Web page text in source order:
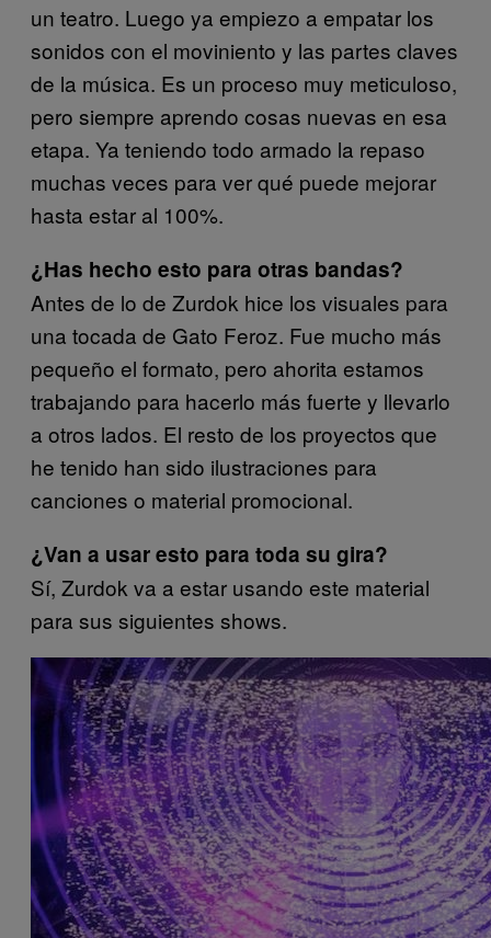
un teatro. Luego ya empiezo a empatar los
sonidos con el moviniento y las partes claves
de la música. Es un proceso muy meticuloso,
pero siempre aprendo cosas nuevas en esa
etapa. Ya teniendo todo armado la repaso
muchas veces para ver qué puede mejorar
hasta estar al 100%.
¿Has hecho esto para otras bandas?
Antes de lo de Zurdok hice los visuales para
una tocada de Gato Feroz. Fue mucho más
pequeño el formato, pero ahorita estamos
trabajando para hacerlo más fuerte y llevarlo
a otros lados. El resto de los proyectos que
he tenido han sido ilustraciones para
canciones o material promocional.
¿Van a usar esto para toda su gira?
Sí, Zurdok va a estar usando este material
para sus siguientes shows.